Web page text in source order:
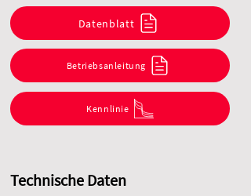
Datenblatt
Betriebsanleitung
Kennlinie
Technische Daten